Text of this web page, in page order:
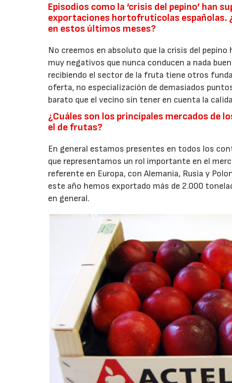
Episodios como la ‘crisis del pepino’ han
exportaciones hortofrutícolas españolas.
en estos últimos meses?
No creemos en absoluto que la crisis del
muy negativos que nunca conducen a nada
recibiendo el sector de la fruta tiene otros
oferta, no especialización de demasiados
barato que el vecino sin tener en cuenta la
¿Cuáles son los principales mercados de
el de frutas?
En general estamos presentes en todos los
que representamos un rol importante en el
referente en Europa, con Alemania, Rusia y
este año hemos exportado más de 2.000
en general.